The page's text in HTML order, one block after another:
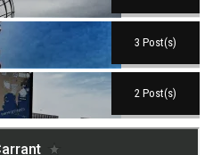
3 Post(s)
2 Post(s)